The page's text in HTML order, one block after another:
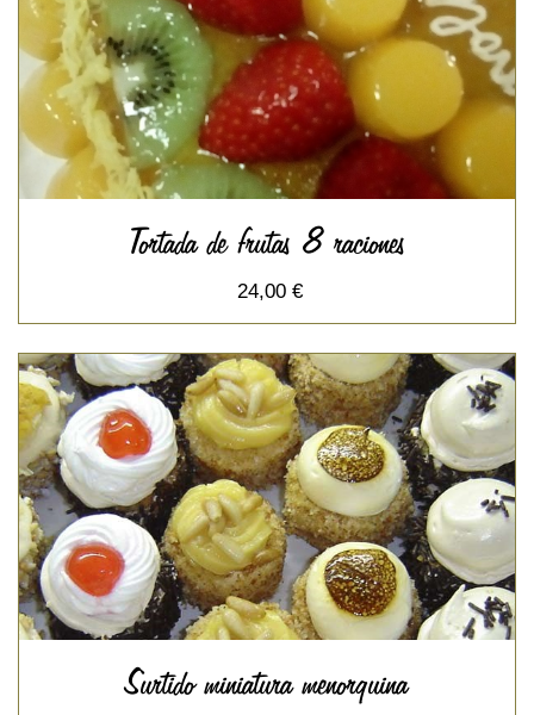
Tortada de frutas 8 raciones
24,00 €
Surtido miniatura menorquina